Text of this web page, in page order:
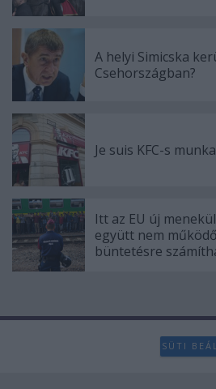
A helyi Simicska
Csehországban?
Je suis KFC-s
Itt az EU új
együtt nem
büntetésre
SÜTI